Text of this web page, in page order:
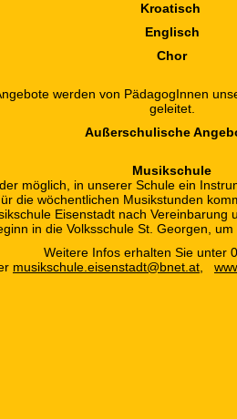
Kroatisch
Englisch
Chor
werden von PädagogInnen
geleitet.
Außerschulische
Musikschule
möglich, in unserer Schule ein
die wöchentlichen Musikstunden
Eisenstadt nach Vereinbarung
in die Volksschule St. Georgen,
Weitere Infos erhalten Sie unter
musikschule.eisenstadt@bnet.at